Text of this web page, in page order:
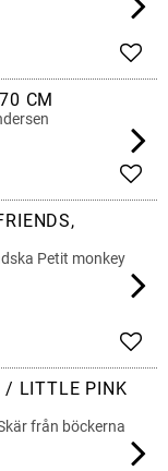
Add
CM
Add
Petit monkey
Add
/ LITTLE PINK
från böckerna